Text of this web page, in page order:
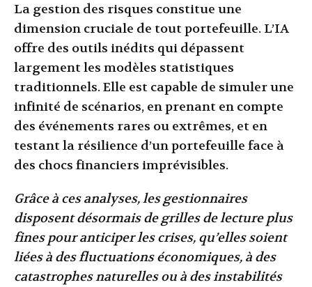
La gestion des risques constitue une
dimension cruciale de tout portefeuille. L’IA
offre des outils inédits qui dépassent
largement les modèles statistiques
traditionnels. Elle est capable de simuler une
infinité de scénarios, en prenant en compte
des événements rares ou extrêmes, et en
testant la résilience d’un portefeuille face à
des chocs financiers imprévisibles.
Grâce à ces analyses, les gestionnaires
disposent désormais de grilles de lecture plus
fines pour anticiper les crises, qu’elles soient
liées à des fluctuations économiques, à des
catastrophes naturelles ou à des instabilités